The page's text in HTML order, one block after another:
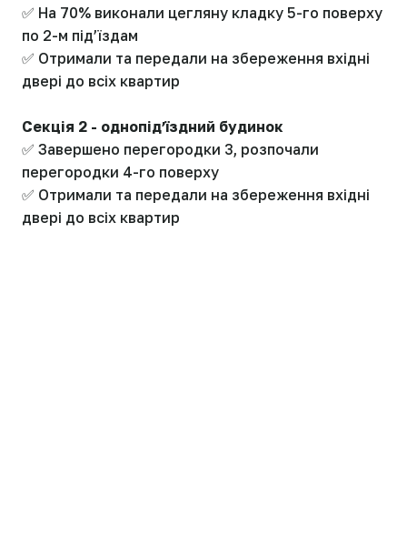
✅ На 70% виконали цегляну кладку 5-го поверху
по 2-м підʼїздам
✅ Отримали та передали на збереження вхідні
двері до всіх квартир
Секція 2 - однопідʼїздний будинок
✅ Завершено перегородки 3, розпочали
перегородки 4-го поверху
✅ Отримали та передали на збереження вхідні
двері до всіх квартир